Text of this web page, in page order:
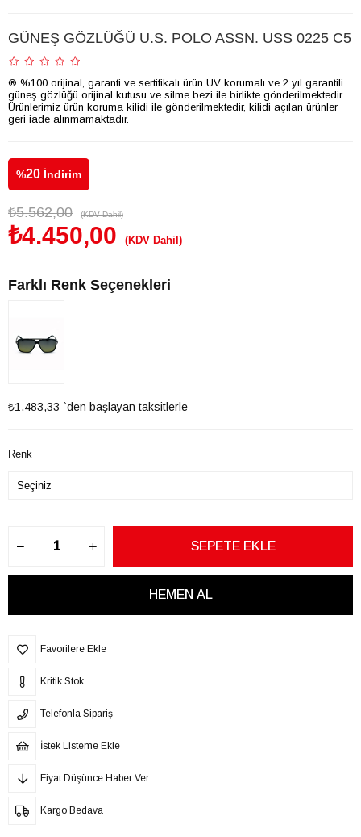
GÜNEŞ GÖZLÜĞÜ U.S. POLO ASSN. USS 0225 C5
® %100 orijinal, garanti ve sertifikalı ürün UV korumalı ve 2 yıl garantili
güneş gözlüğü orijinal kutusu ve silme bezi ile birlikte gönderilmektedir.
Ürünlerimiz ürün koruma kilidi ile gönderilmektedir, kilidi açılan ürünler
geri iade alınmamaktadır.
%20 İndirim
₺5.562,00 (KDV Dahil)
₺4.450,00 (KDV Dahil)
Farklı Renk Seçenekleri
₺1.483,33 `den başlayan taksitlerle
Renk
Favorilere Ekle
Kritik Stok
Telefonla Sipariş
İstek Listeme Ekle
Fiyat Düşünce Haber Ver
Kargo Bedava